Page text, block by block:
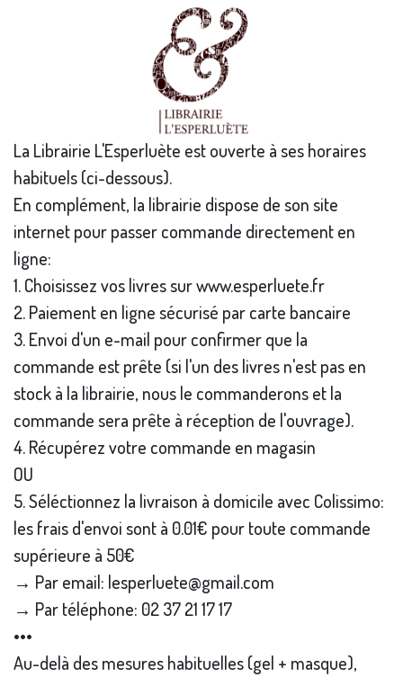
La Librairie L'Esperluète est ouverte à ses horaires
habituels (ci-dessous).
En complément, la librairie dispose de son site
internet pour passer commande directement en
ligne:
1. Choisissez vos livres sur www.esperluete.fr
2. Paiement en ligne sécurisé par carte bancaire
3. Envoi d'un e-mail pour confirmer que la
commande est prête (si l'un des livres n'est pas en
stock à la librairie, nous le commanderons et la
commande sera prête à réception de l'ouvrage).
4. Récupérez votre commande en magasin
OU
5. Séléctionnez la livraison à domicile avec Colissimo:
les frais d'envoi sont à 0.01€ pour toute commande
supérieure à 50€
→ Par email: lesperluete@gmail.com
→ Par téléphone: 02 37 21 17 17
•••
Au-delà des mesures habituelles (gel + masque),